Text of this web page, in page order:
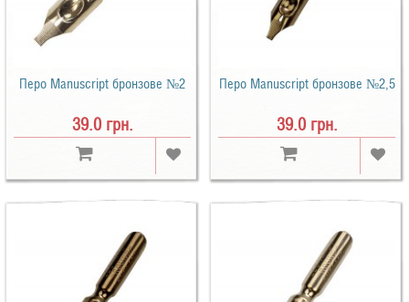
Перо Manuscript бронзове №2
39.0 грн.
Перо Manuscript бронзове №2,5
39.0 грн.